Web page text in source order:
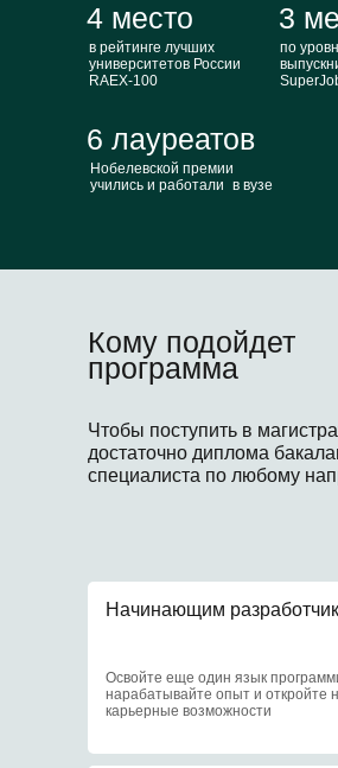
Нобелевской премии
учились и работали в вузе
6 лауреатов
в рейтинге лучших
университетов России
RAEX-100
4 место
по
3
Кому подойдет
программа
Чтобы поступить в
достаточно диплома
специалиста по любому
Начинающим
Освойте еще один язык
нарабатывайте опыт и откройте
карьерные возможности
Что еще?
Бонусы очных студентов
Образовательный
кредит под 3%